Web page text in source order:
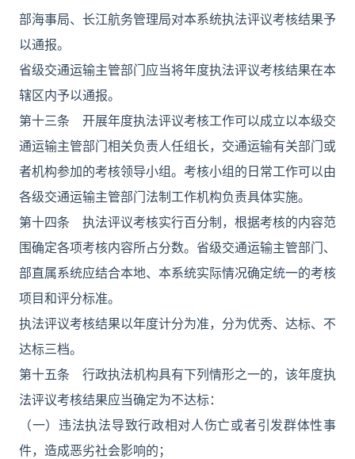
部海事局、长江航务管理局对本系统执法评议考核结果予
以通报。
省级交通运输主管部门应当将年度执法评议考核结果在本
辖区内予以通报。
第十三条 开展年度执法评议考核工作可以成立以本级交
通运输主管部门相关负责人任组长，交通运输有关部门或
者机构参加的考核领导小组。考核小组的日常工作可以由
各级交通运输主管部门法制工作机构负责具体实施。
第十四条 执法评议考核实行百分制，根据考核的内容范
围确定各项考核内容所占分数。省级交通运输主管部门、
部直属系统应结合本地、本系统实际情况确定统一的考核
项目和评分标准。
执法评议考核结果以年度计分为准，分为优秀、达标、不
达标三档。
第十五条 行政执法机构具有下列情形之一的，该年度执
法评议考核结果应当确定为不达标：
（一）违法执法导致行政相对人伤亡或者引发群体性事
件，造成恶劣社会影响的；